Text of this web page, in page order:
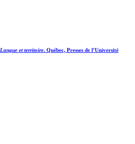
Langue et territoire. Québec, Presses de l’Université